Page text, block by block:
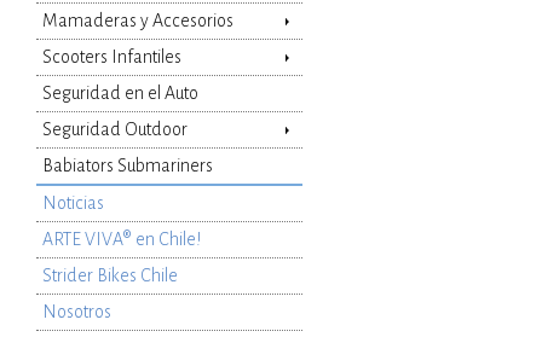
Mamaderas y Accesorios
Scooters Infantiles
Seguridad en el Auto
Seguridad Outdoor
Babiators Submariners
Noticias
ARTE VIVA® en Chile!
Strider Bikes Chile
Nosotros